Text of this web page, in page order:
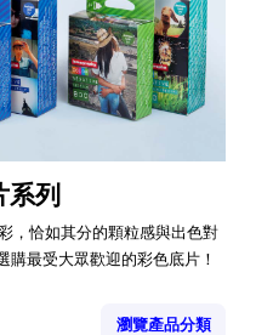
系列
，恰如其分的顆粒感與出色對
購最受大眾歡迎的彩色底片！
瀏覽產品分類